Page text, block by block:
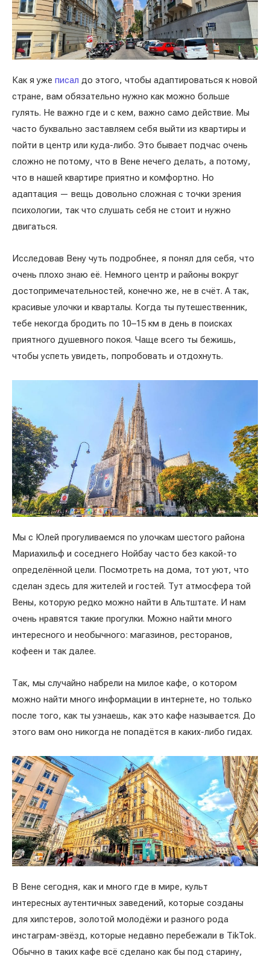
Как я уже писал до этого, чтобы адаптироваться к новой
стране, вам обязательно нужно как можно больше
гулять. Не важно где и с кем, важно само действие. Мы
часто буквально заставляем себя выйти из квартиры и
пойти в центр или куда-либо. Это бывает подчас очень
сложно не потому, что в Вене нечего делать, а потому,
что в нашей квартире приятно и комфортно. Но
адаптация — вещь довольно сложная с точки зрения
психологии, так что слушать себя не стоит и нужно
двигаться.
Исследовав Вену чуть подробнее, я понял для себя, что
очень плохо знаю её. Немного центр и районы вокруг
достопримечательностей, конечно же, не в счёт. А так,
красивые улочки и кварталы. Когда ты путешественник,
тебе некогда бродить по 10–15 км в день в поисках
приятного душевного покоя. Чаще всего ты бежишь,
чтобы успеть увидеть, попробовать и отдохнуть.
Мы с Юлей прогуливаемся по улочкам шестого района
Мариахильф и соседнего Нойбау часто без какой-то
определённой цели. Посмотреть на дома, тот уют, что
сделан здесь для жителей и гостей. Тут атмосфера той
Вены, которую редко можно найти в Альтштате. И нам
очень нравятся такие прогулки. Можно найти много
интересного и необычного: магазинов, ресторанов,
кофеен и так далее.
Так, мы случайно набрели на милое кафе, о котором
можно найти много информации в интернете, но только
после того, как ты узнаешь, как это кафе называется. До
этого вам оно никогда не попадётся в каких-либо гидах.
В Вене сегодня, как и много где в мире, культ
интересных аутентичных заведений, которые созданы
для хипстеров, золотой молодёжи и разного рода
инстаграм-звёзд, которые недавно перебежали в TikTok.
Обычно в таких кафе всё сделано как бы под старину,